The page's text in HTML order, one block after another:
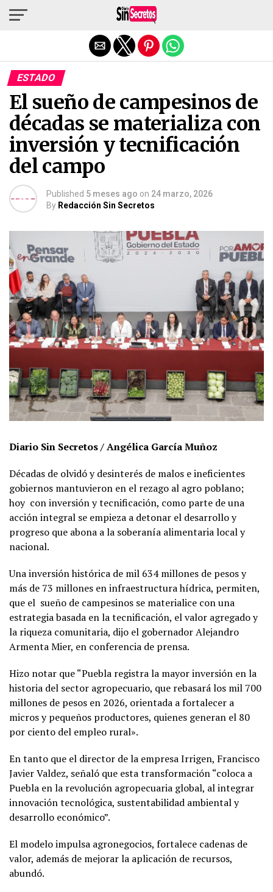
ESTADO
El sueño de campesinos de
décadas se materializa con
inversión y tecnificación
del campo
Published 5 meses ago on 24 marzo, 2026
By Redacción Sin Secretos
Diario Sin Secretos/Angélica García Muñoz
Décadas de olvidó y desinterés de malos e ineficientes
gobiernos mantuvieron en el rezago al agro poblano;
hoy con inversión y tecnificación, como parte de una
acción integral se empieza a detonar el desarrollo y
progreso que abona a la soberanía alimentaria local y
nacional.
Una inversión histórica de mil 634 millones de pesos y
más de 73 millones en infraestructura hídrica, permiten,
que el sueño de campesinos se materialice con una
estrategia basada en la tecnificación, el valor agregado y
la riqueza comunitaria, dijo el gobernador Alejandro
Armenta Mier, en conferencia de prensa.
Hizo notar que “Puebla registra la mayor inversión en la
historia del sector agropecuario, que rebasará los mil 700
millones de pesos en 2026, orientada a fortalecer a
micros y pequeños productores, quienes generan el 80
por ciento del empleo rural».
En tanto que el director de la empresa Irrigen, Francisco
Javier Valdez, señaló que esta transformación “coloca a
Puebla en la revolución agropecuaria global, al integrar
innovación tecnológica, sustentabilidad ambiental y
desarrollo económico”.
El modelo impulsa agronegocios, fortalece cadenas de
valor, además de mejorar la aplicación de recursos,
abundó.
Salir de la versión móvil